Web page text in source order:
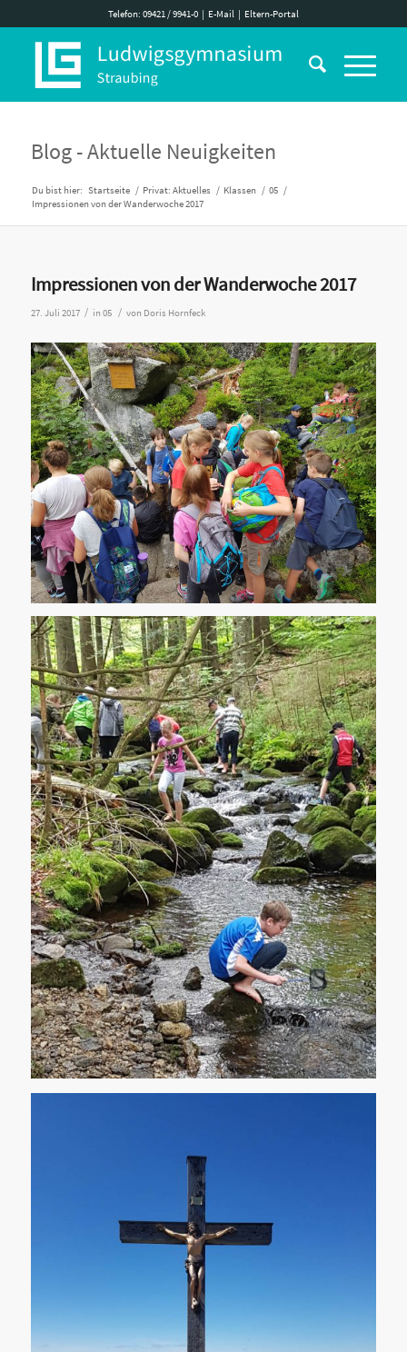
Telefon: 09421 / 9941-0| E-Mail| Eltern-Portal
Blog - Aktuelle Neuigkeiten
Du bist hier: Startseite / Privat: Aktuelles / Klassen / 05 /
Impressionen von der Wanderwoche 2017
Impressionen von der Wanderwoche 2017
27. Juli 2017 / in 05 / von Doris Hornfeck